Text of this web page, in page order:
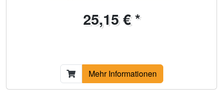
25,15 € *
Mehr Informationen